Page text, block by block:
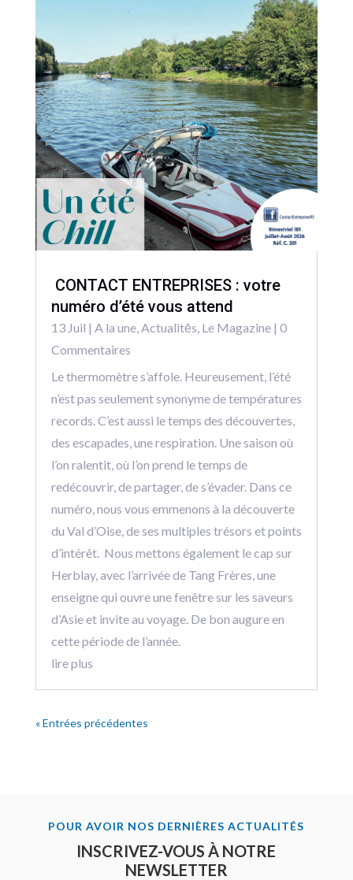
CONTACT ENTREPRISES : votre
numéro d’été vous attend
13 Juil | A la une, Actualitēs Le Magazine| 0
Commentaires
Le thermomètre s’affole. Heureusement, l’été
n’est pas seulement synonyme de températures
records. C’est aussi le temps des découvertes,
des escapades, une respiration. Une saison où
l’on ralentit, où l’on prend le temps de
redécouvrir, de partager, de s’évader. Dans ce
numéro, nous vous emmenons à la découverte
du Val d’Oise, de ses multiples trésors et points
d’intérêt. Nous mettons également le cap sur
Herblay, avec l’arrivée de Tang Frères, une
enseigne qui ouvre une fenêtre sur les saveurs
d’Asie et invite au voyage. De bon augure en
cette période de l’année.
lire plus
« Entrées précédentes
POUR AVOIR NOS DERNIÈRES ACTUALITÉS
INSCRIVEZ-VOUS À NOTRE
NEWSLETTER